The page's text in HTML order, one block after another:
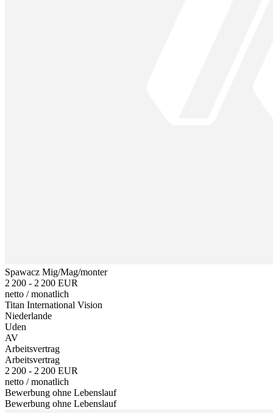
Spawacz Mig/Mag/monter
2 200 - 2 200 EUR
netto /monatlich
Titan International Vision
Niederlande
Uden
AV
Arbeitsvertrag
Arbeitsvertrag
2 200 - 2 200 EUR
netto /monatlich
Bewerbung ohne Lebenslauf
Bewerbung ohne Lebenslauf